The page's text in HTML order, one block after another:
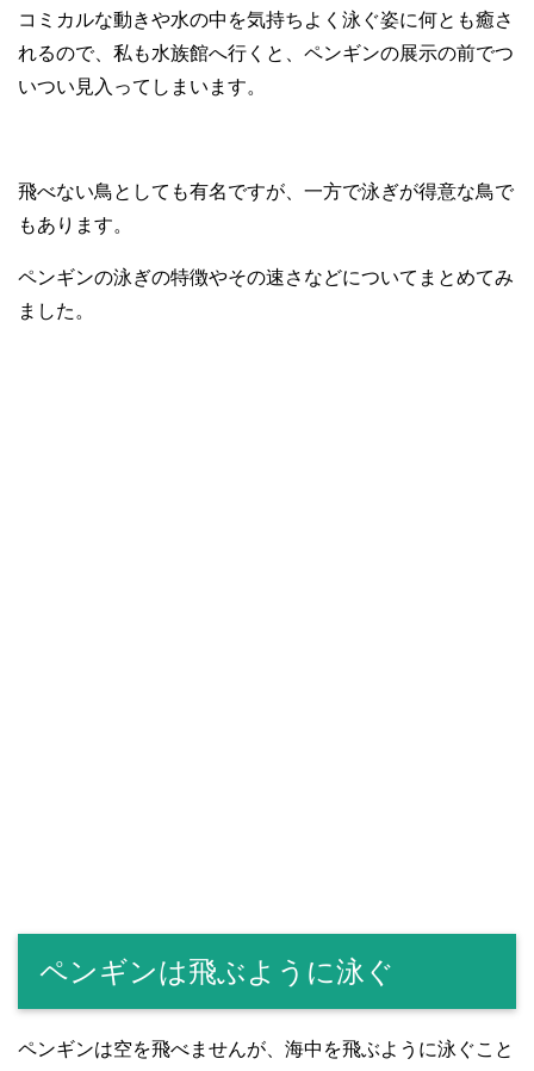
コミカルな動きや水の中を気持ちよく泳ぐ姿に何とも癒さ
れるので、私も水族館へ行くと、ペンギンの展示の前でつ
いつい見入ってしまいます。
飛べない鳥としても有名ですが、一方で泳ぎが得意な鳥で
もあります。
ペンギンの泳ぎの特徴やその速さなどについてまとめてみ
ました。
ペンギンは飛ぶように泳ぐ
ペンギンは空を飛べませんが、海中を飛ぶように泳ぐこと